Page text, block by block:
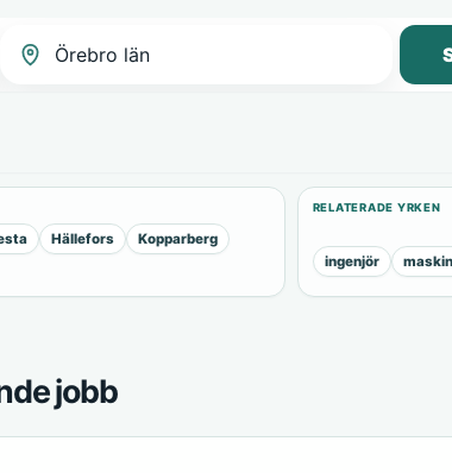
Hällefors
Kopparberg
RELATERADE YRKEN
ingenjör
jobb